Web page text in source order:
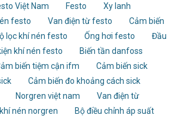
Việt Nam Festo
Xy lanh
festo Van điện từ festo
Cảm biến
lọc khí nén festo Ống hơi festo
Đầu
khí nén festo
Biến tần danfoss
biến tiệm cận ifm
Cảm biến sick
Cảm biến đo khoảng cách sick
Norgren việt nam
Van điện từ
nén norgren
Bộ điều chỉnh áp suất